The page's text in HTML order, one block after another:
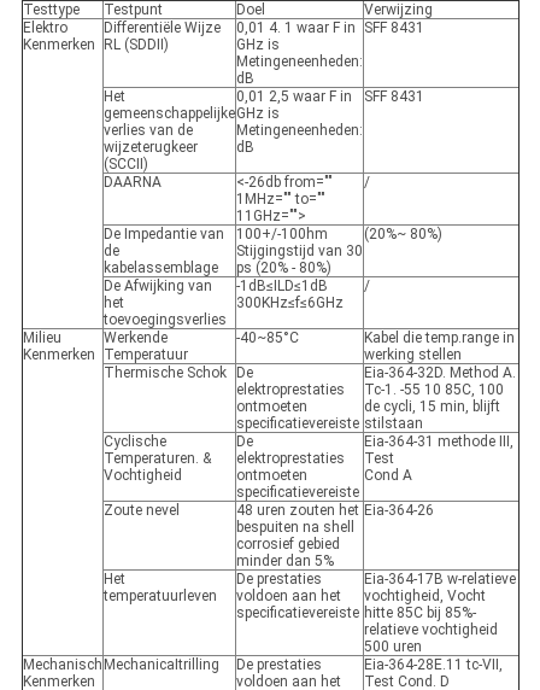
Testtype Testpunt Doel
Verwijzing
Elektro
Kenmerken
Differentiële Wijze
RL (SDDII)
0,01 4. 1 waar F in
GHz is
Metingeneenheden:
dB
SFF 8431
Het
gemeenschappelijke
verlies van de
wijzeterugkeer
(SCCII)
0,01 2,5 waar F in
GHz is
Metingeneenheden:
dB
SFF 8431
DAARNA
<-26db from=""
1MHz="" to=""
11GHz="">
/
De Impedantie van
de
kabelassemblage
100+/-100hm
Stijgingstijd van 30
ps (20% - 80%)
(20%~ 80%)
De Afwijking van
het
toevoegingsverlies
-1dB≤ILD≤1dB
300KHz≤f≤6GHz
/
Milieu
Kenmerken
Werkende
Temperatuur
-40~85°C
Kabel die temp.range in
werking stellen
Thermische Schok
De
elektroprestaties
ontmoeten
specificatievereiste
Eia-364-32D. Method A.
Tc-1. -55 10 85C, 100
de cycli, 15 min, blijft
stilstaan
Cyclische
Temperaturen. &
Vochtigheid
De
elektroprestaties
ontmoeten
specificatievereiste
Eia-364-31 methode III,
Test
Cond A
Zoute nevel
48 uren zouten het
bespuiten na shell
corrosief gebied
minder dan 5%
Eia-364-26
Het
temperatuurleven
De prestaties
voldoen aan het
specificatievereiste
Eia-364-17B w-relatieve
vochtigheid, Vocht
hitte 85C bij 85%-
relatieve vochtigheid
500 uren
Mechanisch
Kenmerken
MechanicaItrilling
De prestaties
voldoen aan het
Eia-364-28E.11 tc-VII,
Test Cond. D